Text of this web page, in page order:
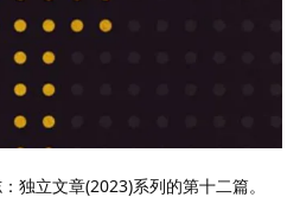
独立文章(2023)系列的第十二篇。